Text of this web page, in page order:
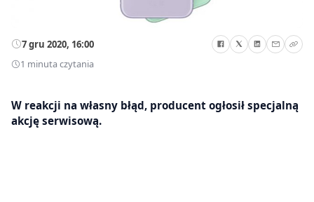
7 gru 2020, 16:00
1 minuta czytania
W reakcji na własny błąd, producent ogłosił specjalną
akcję serwisową.